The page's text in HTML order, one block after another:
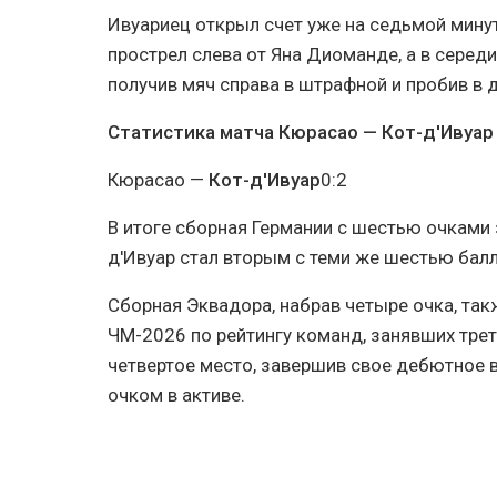
Ивуариец открыл счет уже на седьмой
прострел слева от Яна Диоманде, а в
получив мяч справа в штрафной и пробив в
Статистика матча Кюрасао — Кот-д'Ивуар
Кюрасао — Кот-д'Ивуар0:2
В итоге сборная Германии с шестью очками
д'Ивуар стал вторым с теми же шестью
Сборная Эквадора, набрав четыре очка,
ЧМ-2026 по рейтингу команд, занявших
четвертое место, завершив свое дебютное
очком в активе.